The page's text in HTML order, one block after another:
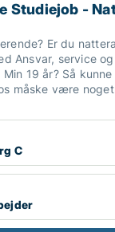
Studiejob -
Er du
Ansvar, service
19 år? Så
måske være
C